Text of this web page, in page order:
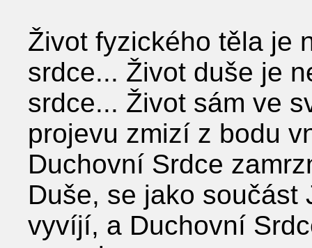
Život fyzického těla je
srdce... Život duše je
srdce... Život sám ve
projevu zmizí z bodu
Duchovní Srdce
Duše, se jako součást
vyvíjí, a Duchovní